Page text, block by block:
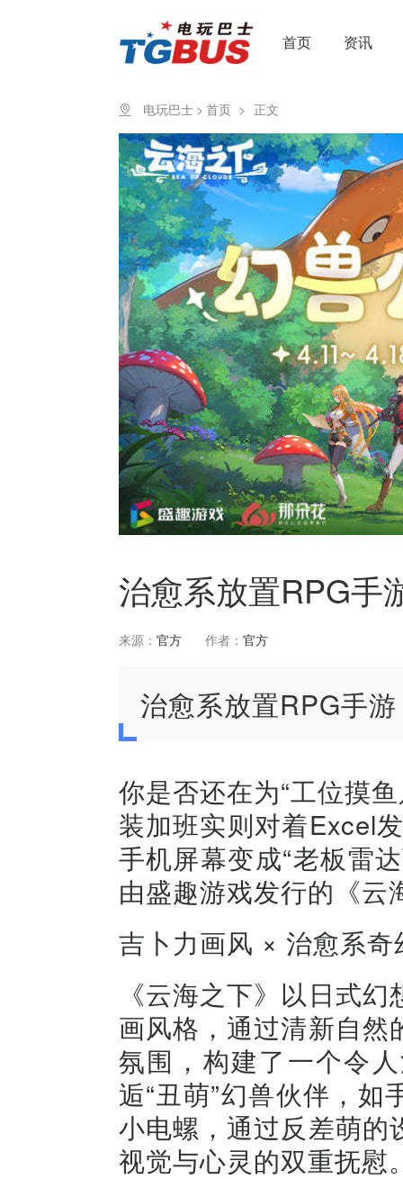
首页 资讯
电玩巴士 > 首页 > 正文
治愈系放置RPG手
来源： 官方 作者： 官方
治愈系放置RPG手
你是否还在为“工位摸
装加班实则对着Excel
手机屏幕变成“老板雷
由盛趣游戏发行的《
吉卜力画风 × 治愈系奇
《云海之下》以日式
画风格，通过清新自
氛围，构建了一个令
逅“丑萌”幻兽伙伴，
小电螺，通过反差萌
视觉与心灵的双重抚慰